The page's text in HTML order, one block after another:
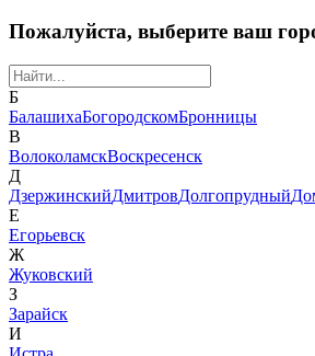
Пожалуйста, выберите ваш
Б
БалашихаБогородскомБронницы
В
ВолоколамскВоскресенск
Д
ДзержинскийДмитровДолгопрудный
Е
Егорьевск
Ж
Жуковский
З
Зарайск
И